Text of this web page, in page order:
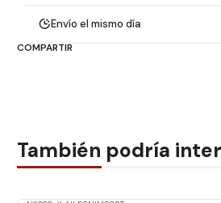
Envío el mismo día
COMPARTIR
También podría